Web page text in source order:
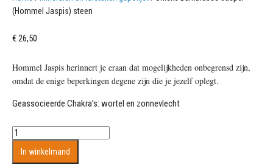
(Hommel Jaspis) steen
€26,50
Hommel Jaspis herinnert je eraan dat mogelijkheden onbegrensd zijn,
omdat de enige beperkingen degene zijn die je jezelf oplegt.
Geassocieerde Chakra’s: wortel en zonnevlecht
Unieke
In winkelmand